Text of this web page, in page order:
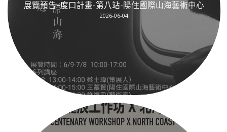
展覽預告ｰ度口計畫-第八站-陽住國際山海藝術中心
2026-06-04